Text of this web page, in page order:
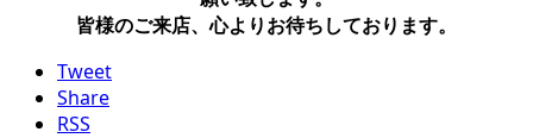
皆様のご来店、心よりお待ちしております。
Tweet
Share
RSS